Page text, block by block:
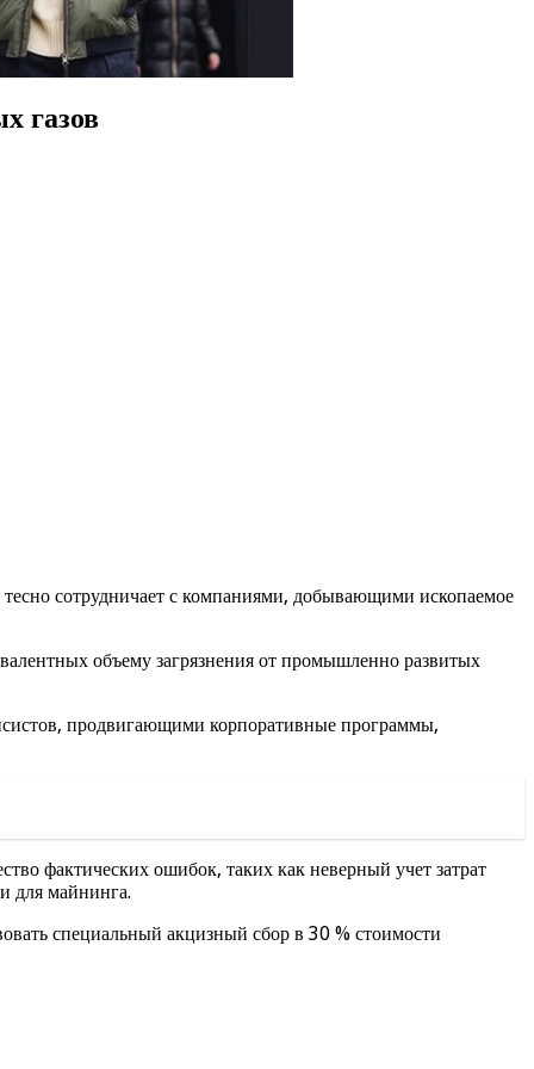
газов
сотрудничает с компаниями, добывающими ископаемое
объему загрязнения от промышленно развитых
продвигающими корпоративные программы,
фактических ошибок, таких как неверный учет затрат
для майнинга.
специальный акцизный сбор в 30 % стоимости